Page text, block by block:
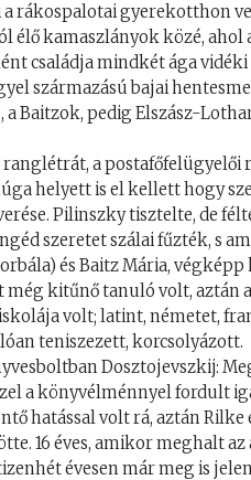
rákospalotai gyerekotthon
élő kamaszlányok közé,
családja mindkét ága vidéki
származású bajai
a Baitzok, pedig Elszász-
a
helyett is el kellett hogy
Pilinszky tisztelte, de
szeretet szálai fűzték, s
és Baitz Mária,
kitűnő tanuló volt, aztán
volt; latint, németet,
teniszezett, korcsolyázott.
Dosztojevszkij:
a könyvélménnyel fordult
hatással volt rá, aztán
16 éves, amikor meghalt
évesen már meg is